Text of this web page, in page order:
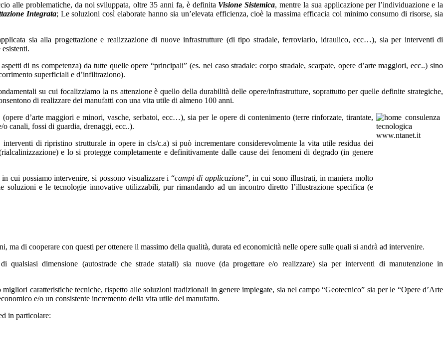
alle problematiche, da noi sviluppata, oltre 35 anni fa, è definita Visione Sistemica, mentre la sua applicazione per l’individuazione e la
Integrata; Le soluzioni così elaborate hanno sia un’elevata efficienza, cioè la massima efficacia col minimo consumo di risorse, sia
sia alla progettazione e realizzazione di nuove infrastrutture (di tipo stradale, ferroviario, idraulico, ecc…), sia per interventi di
di ns competenza) da tutte quelle opere “principali” (es. nel caso stradale: corpo stradale, scarpate, opere d’arte maggiori, ecc..) sino
superficiali e d’infiltraziono).
su cui focalizziamo la ns attenzione è quello della durabilità delle opere/infrastrutture, soprattutto per quelle definite strategiche,
di realizzare dei manufatti con una vita utile di almeno 100 anni.
d’arte maggiori e minori, vasche, serbatoi, ecc…), sia per le opere di contenimento (terre rinforzate, tirantate,
canali, fossi di guardia, drenaggi, ecc..).
di ripristino strutturale in opere in cls/c.a) si può incrementare considerevolmente la vita utile residua dei
e lo si protegge completamente e definitivamente dalle cause dei fenomeni di degrado (in genere
cui possiamo intervenire, si possono visualizzare i “campi di applicazione”, in cui sono illustrati, in maniera molto
soluzioni e le tecnologie innovative utilizzabili, pur rimandando ad un incontro diretto l’illustrazione specifica (e
di cooperare con questi per ottenere il massimo della qualità, durata ed economicità nelle opere sulle quali si andrà ad intervenire.
qualsiasi dimensione (autostrade che strade statali) sia nuove (da progettare e/o realizzare) sia per interventi di manutenzione in
caratteristiche tecniche, rispetto alle soluzioni tradizionali in genere impiegate, sia nel campo “Geotecnico” sia per le “Opere d’Arte
e/o un consistente incremento della vita utile del manufatto.
in particolare: